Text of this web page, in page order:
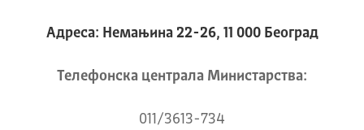
Адреса: Немањина 22-26, 11 000 Београд
Телeфонска централа Mинистарства:
011/3613-734